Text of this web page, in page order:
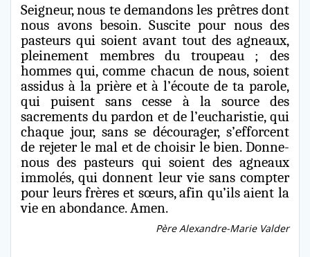
Seigneur, nous te demandons les prêtres dont
nous avons besoin. Suscite pour nous des
pasteurs qui soient avant tout des agneaux,
pleinement membres du troupeau ; des
hommes qui, comme chacun de nous, soient
assidus à la prière et à l’écoute de ta parole,
qui puisent sans cesse à la source des
sacrements du pardon et de l’eucharistie, qui
chaque jour, sans se décourager, s’efforcent
de rejeter le mal et de choisir le bien. Donne-
nous des pasteurs qui soient des agneaux
immolés, qui donnent leur vie sans compter
pour leurs frères et sœurs, afin qu’ils aient la
vie en abondance. Amen.
Père Alexandre-Marie Valder